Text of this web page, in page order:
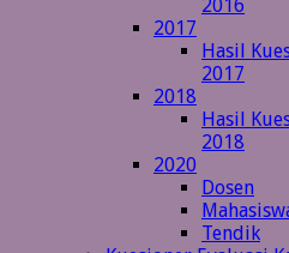
2016
2017
Hasil
2017
2018
Hasil
2018
2020
Dosen
Tendik